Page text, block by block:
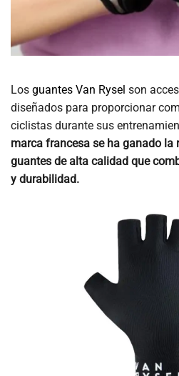
Los guantes Van Rysel son
diseñados para proporcionar
ciclistas durante sus
marca francesa se ha ganado la
guantes de alta calidad que
y durabilidad.